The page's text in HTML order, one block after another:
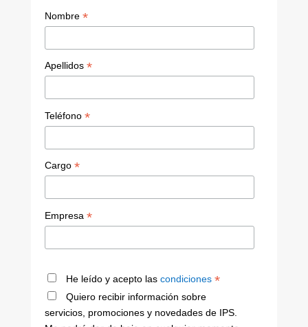
Nombre *
Apellidos *
Teléfono *
Cargo *
Empresa *
He leído y acepto las condiciones *
Quiero recibir información sobre
servicios, promociones y novedades de IPS.